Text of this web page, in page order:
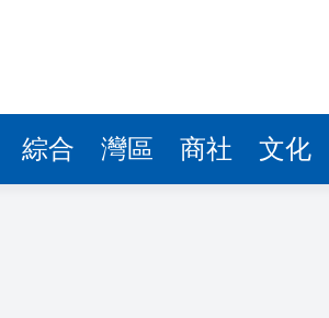
綜合 灣區 商社 文化
936億
新篇章
山豈能妄想輕判